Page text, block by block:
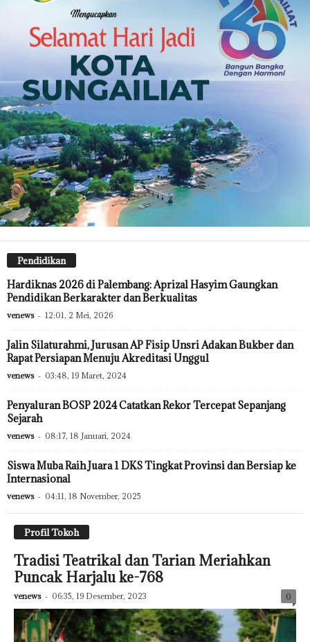
Pendidikan
Hardiknas 2026 di Palembang: Aprizal Hasyim Gaungkan
Pendidikan Berkarakter dan Berkualitas
venews - 12:01, 2 Mei, 2026
Jalin Silaturahmi, Jurusan AP Fisip Unsri Adakan Bukber dan
Rapat Persiapan Menuju Akreditasi Unggul
venews - 03:48, 19 Maret, 2024
Penyaluran BOSP 2024 Catatkan Rekor Tercepat Sepanjang
Sejarah
venews - 08:17, 18 Januari, 2024
Siswa Muba Raih Juara 1 DKS Tingkat Provinsi dan Bersiap ke
Internasional
venews - 04:11, 18 November, 2025
Profil Tokoh
Tradisi Teatrikal dan Tarian Meriahkan
Puncak Harjalu ke-768
venews - 06:35, 19 Desember, 2023 0